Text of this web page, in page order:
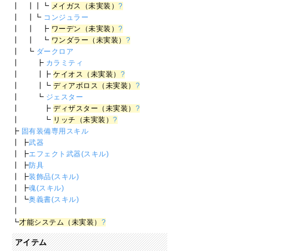
┃ ┃┃┗ メイガス（未実装）?
┃ ┃┗ コンジュラー
┃ ┃ ┣ ワーデン（未実装）?
┃ ┃ ┗ ワンダラー（未実装） ?
┃ ┗ ダークロア
┃ ┣ カラミティ
┃ ┃┣ケイオス（未実装） ?
┃ ┃┗ディアボロス（未実装） ?
┃ ┗ ジェスター
┃ ┣ディザスター（未実装） ?
┃ ┗ リッチ（未実装）?
┣ 固有装備専用スキル
┃ ┣武器
┃ ┣エフェクト武器(スキル)
┃ ┣防具
┃ ┣装飾品(スキル)
┃ ┣魂(スキル)
┃ ┗奥義書(スキル)
┗才能システム（未実装） ?
アイテム